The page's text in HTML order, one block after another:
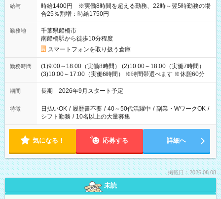
給与
時給1400円 ※実働8時間を超える勤務、22時～翌5時勤務の場
合25％割増：時給1750円
勤務地
千葉県船橋市
南船橋駅から徒歩10分程度
スマートフォンを取り扱う倉庫
勤務時間
(1)9:00～18:00（実働8時間） (2)10:00～18:00（実働7時間）
(3)10:00～17:00（実働6時間） ※時間帯選べます ※休憩60分
期間 長期 2026年9月スタート予定
特徴 日払いOK / 履歴書不要 / 40～50代活躍中 / 副業・WワークOK /
シフト勤務 / 10名以上の大量募集
気になる！ 応募する 詳細へ
掲載日：2026.08.08
未読